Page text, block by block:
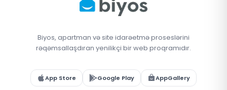
Biyos, apartman və site idarəetmə proseslərini
rəqəmsallaşdıran yenilikçi bir web proqramıdır.
App Store Google Play AppGallery